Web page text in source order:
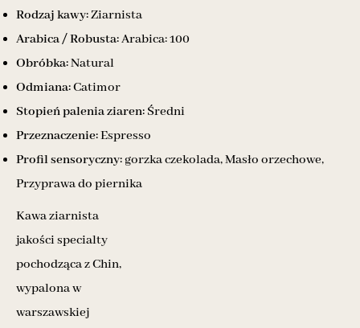
Rodzaj kawy:Ziarnista
Arabica / Robusta:Arabica: 100
Obróbka:Natural
Odmiana:Catimor
Stopień palenia ziaren: Średni
Przeznaczenie:Espresso
Profil sensoryczny:gorzka czekolada, Masło orzechowe,
Przyprawa do piernika
Kawa ziarnista
jakości specialty
pochodząca z Chin,
wypalona w
warszawskiej